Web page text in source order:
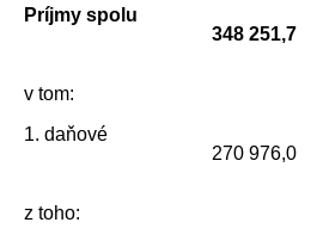
Príjmy spolu
348 251,7
v tom:
1. daňové
270 976,0
z toho: